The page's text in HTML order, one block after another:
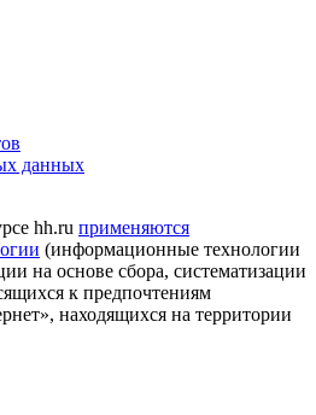
данных
hh.ru применяются
(информационные технологии
на основе сбора, систематизации
к предпочтениям
находящихся на территории